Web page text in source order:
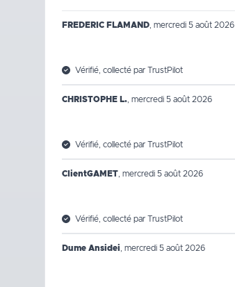
FREDERIC FLAMAND mercredi 5 août 2026
Vérifié, collecté par TrustPilot
CHRISTOPHE L. mercredi 5 août 2026
Vérifié, collecté par TrustPilot
ClientGAMET mercredi 5 août 2026
Vérifié, collecté par TrustPilot
Dume Ansidei mercredi 5 août 2026